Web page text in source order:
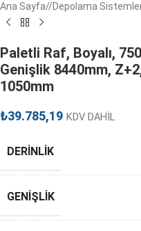
Ana Sayfa/ Depolama
Paletli Raf, Boyalı,
Genişlik 8440mm,
1050mm
₺39.785,19 KDV DAHİL
DERINLIK
GENIŞLIK